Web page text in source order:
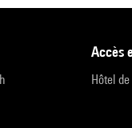
Hôtel